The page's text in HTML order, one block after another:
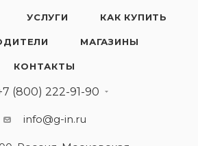
УСЛУГИ КАК КУПИТЬ
МАГАЗИНЫ
КОНТАКТЫ
(800) 222-91-90
info@g-in.ru